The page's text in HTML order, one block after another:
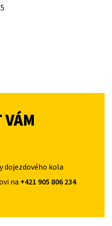
VÁM
kola
na +421 905 806 234